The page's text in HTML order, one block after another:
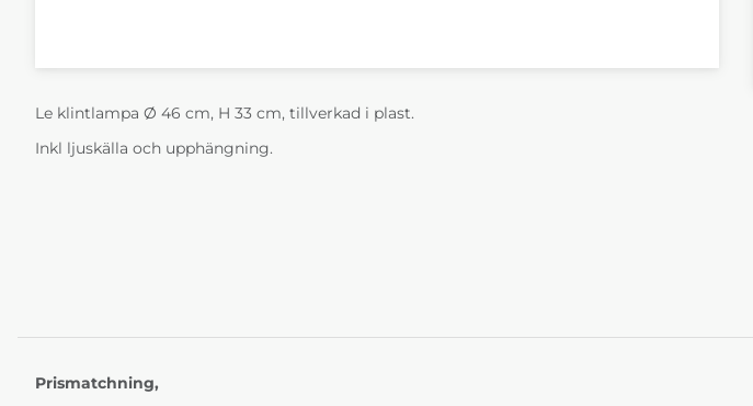
Le klintlampa Ø 46 cm, H 33 cm, tillverkad i plast.
Inkl ljuskälla och upphängning.
Prismatchning,